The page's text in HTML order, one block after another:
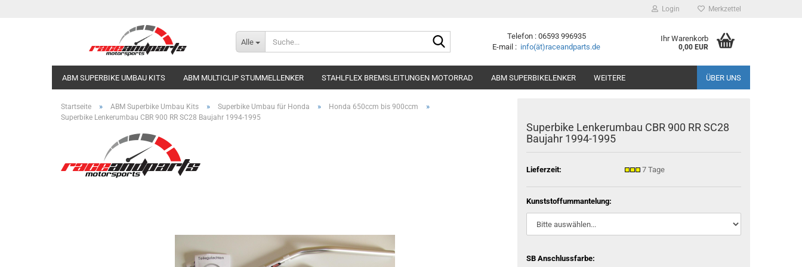
Login Merkzettel
Alle
Telefon : 06593 996935
E-mail : info(ät)raceandparts.de
Ihr Warenkorb
0,00 EUR
ABM SUPERBIKE UMBAU KITS ABM MULTICLIP STUMMELLENKER STAHLFLEX BREMSLEITUNGEN MOTORRAD ABM SUPERBIKELENKER ÜBER UNS
WEITERE
Startseite » ABM Superbike Umbau Kits » Superbike Umbau für Honda » Honda 650ccm bis 900ccm »
Superbike Lenkerumbau CBR 900 RR SC28 Baujahr 1994-1995
Superbike Lenkerumbau CBR 900 RR SC28
Baujahr 1994-1995
Lieferzeit: 7 Tage
Kunststoffummantelung:
SB Anschlussfarbe: